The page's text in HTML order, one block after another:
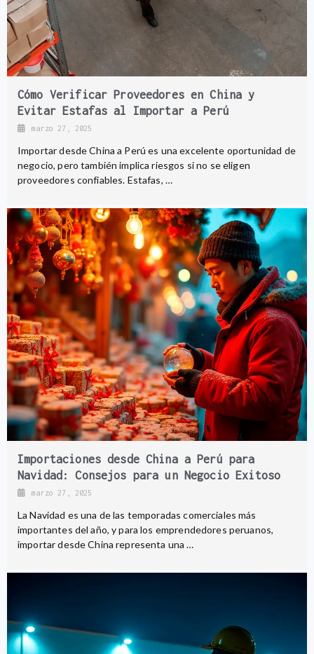
Cómo Verificar Proveedores en China y
Evitar Estafas al Importar a Perú
marzo 27, 2025
Importar desde China a Perú es una excelente oportunidad de
negocio, pero también implica riesgos si no se eligen
proveedores confiables. Estafas, …
Importaciones desde China a Perú para
Navidad: Consejos para un Negocio Exitoso
marzo 27, 2025
La Navidad es una de las temporadas comerciales más
importantes del año, y para los emprendedores peruanos,
importar desde China representa una …